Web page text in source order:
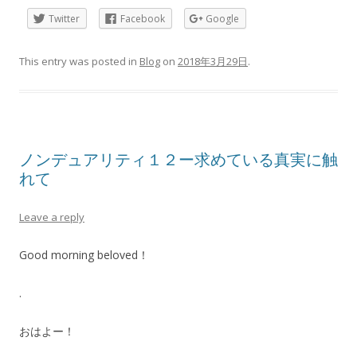
Twitter
Facebook Google
This entry was posted in Blog on 2018年3月29日.
ノンデュアリティ１２ー求めている真実に触
れて
Leave a reply
Good morning beloved！
.
おはよー！